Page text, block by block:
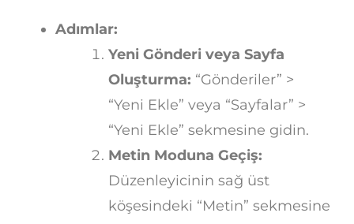
Adımlar:
Yeni Gönderi veya Sayfa
Oluşturma: “Gönderiler” >
“Yeni Ekle” veya “Sayfalar” >
“Yeni Ekle” sekmesine gidin.
Metin Moduna Geçiş:
Düzenleyicinin sağ üst
köşesindeki “Metin” sekmesine